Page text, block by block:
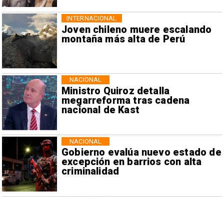
Joven chileno muere escalando
montaña más alta de Perú
INTERNACIONAL
Ministro Quiroz detalla
megarreforma tras cadena
nacional de Kast
NACIONAL
Gobierno evalúa nuevo estado de
excepción en barrios con alta
criminalidad
NACIONAL